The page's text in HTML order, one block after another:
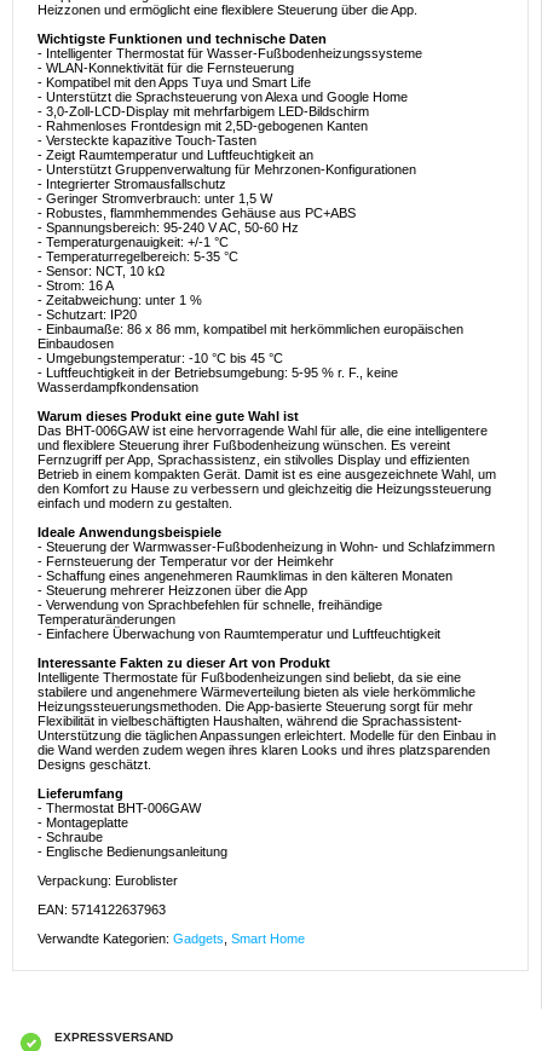
Heizzonen und ermöglicht eine flexiblere Steuerung über die App.
Wichtigste Funktionen und technische Daten
- Intelligenter Thermostat für Wasser-Fußbodenheizungssysteme
- WLAN-Konnektivität für die Fernsteuerung
- Kompatibel mit den Apps Tuya und Smart Life
- Unterstützt die Sprachsteuerung von Alexa und Google Home
- 3,0-Zoll-LCD-Display mit mehrfarbigem LED-Bildschirm
- Rahmenloses Frontdesign mit 2,5D-gebogenen Kanten
- Versteckte kapazitive Touch-Tasten
- Zeigt Raumtemperatur und Luftfeuchtigkeit an
- Unterstützt Gruppenverwaltung für Mehrzonen-Konfigurationen
- Integrierter Stromausfallschutz
- Geringer Stromverbrauch: unter 1,5 W
- Robustes, flammhemmendes Gehäuse aus PC+ABS
- Spannungsbereich: 95-240 V AC, 50-60 Hz
- Temperaturgenauigkeit: +/-1 °C
- Temperaturregelbereich: 5-35 °C
- Sensor: NCT, 10 kΩ
- Strom: 16 A
- Zeitabweichung: unter 1 %
- Schutzart: IP20
- Einbaumaße: 86 x 86 mm, kompatibel mit herkömmlichen europäischen
Einbaudosen
- Umgebungstemperatur: -10 °C bis 45 °C
- Luftfeuchtigkeit in der Betriebsumgebung: 5-95 % r. F., keine
Wasserdampfkondensation
Warum dieses Produkt eine gute Wahl ist
Das BHT-006GAW ist eine hervorragende Wahl für alle, die eine intelligentere
und flexiblere Steuerung ihrer Fußbodenheizung wünschen. Es vereint
Fernzugriff per App, Sprachassistenz, ein stilvolles Display und effizienten
Betrieb in einem kompakten Gerät. Damit ist es eine ausgezeichnete Wahl, um
den Komfort zu Hause zu verbessern und gleichzeitig die Heizungssteuerung
einfach und modern zu gestalten.
Ideale Anwendungsbeispiele
- Steuerung der Warmwasser-Fußbodenheizung in Wohn- und Schlafzimmern
- Fernsteuerung der Temperatur vor der Heimkehr
- Schaffung eines angenehmeren Raumklimas in den kälteren Monaten
- Steuerung mehrerer Heizzonen über die App
- Verwendung von Sprachbefehlen für schnelle, freihändige
Temperaturänderungen
- Einfachere Überwachung von Raumtemperatur und Luftfeuchtigkeit
Interessante Fakten zu dieser Art von Produkt
Intelligente Thermostate für Fußbodenheizungen sind beliebt, da sie eine
stabilere und angenehmere Wärmeverteilung bieten als viele herkömmliche
Heizungssteuerungsmethoden. Die App-basierte Steuerung sorgt für mehr
Flexibilität in vielbeschäftigten Haushalten, während die Sprachassistent-
Unterstützung die täglichen Anpassungen erleichtert. Modelle für den Einbau in
die Wand werden zudem wegen ihres klaren Looks und ihres platzsparenden
Designs geschätzt.
Lieferumfang
- Thermostat BHT-006GAW
- Montageplatte
- Schraube
- Englische Bedienungsanleitung
Verpackung: Euroblister
EAN: 5714122637963
Verwandte Kategorien: Gadgets Smart Home
EXPRESSVERSAND